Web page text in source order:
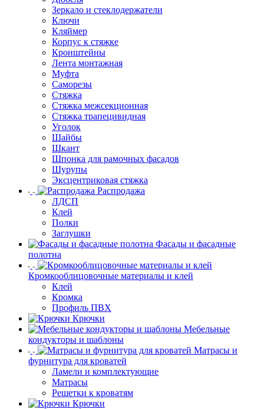
Зеркало и стеклодержатели
Ключи
Кляймер
Корпус к стяжке
Кронштейны
Лента монтажная
Муфта
Саморезы
Стяжка
Стяжка межсекционная
Стяжка трапецивидная
Уголок
Шайбы
Шкант
Шпонка для рамочных фасадов
Шурупы
Эксцентриковая стяжка
Распродажа
ЛДСП
Клей
Полки
Заглушки
Фасады и фасадные
полотна
Кромкооблицовочные материалы и клей
Клей
Кромка
Профиль ПВХ
Крючки
Мебельные
кондукторы и шаблоны
Матрасы и
фурнитура для кроватей
Ламели и комплектующие
Матрасы
Решетки к кроватям
Крючки